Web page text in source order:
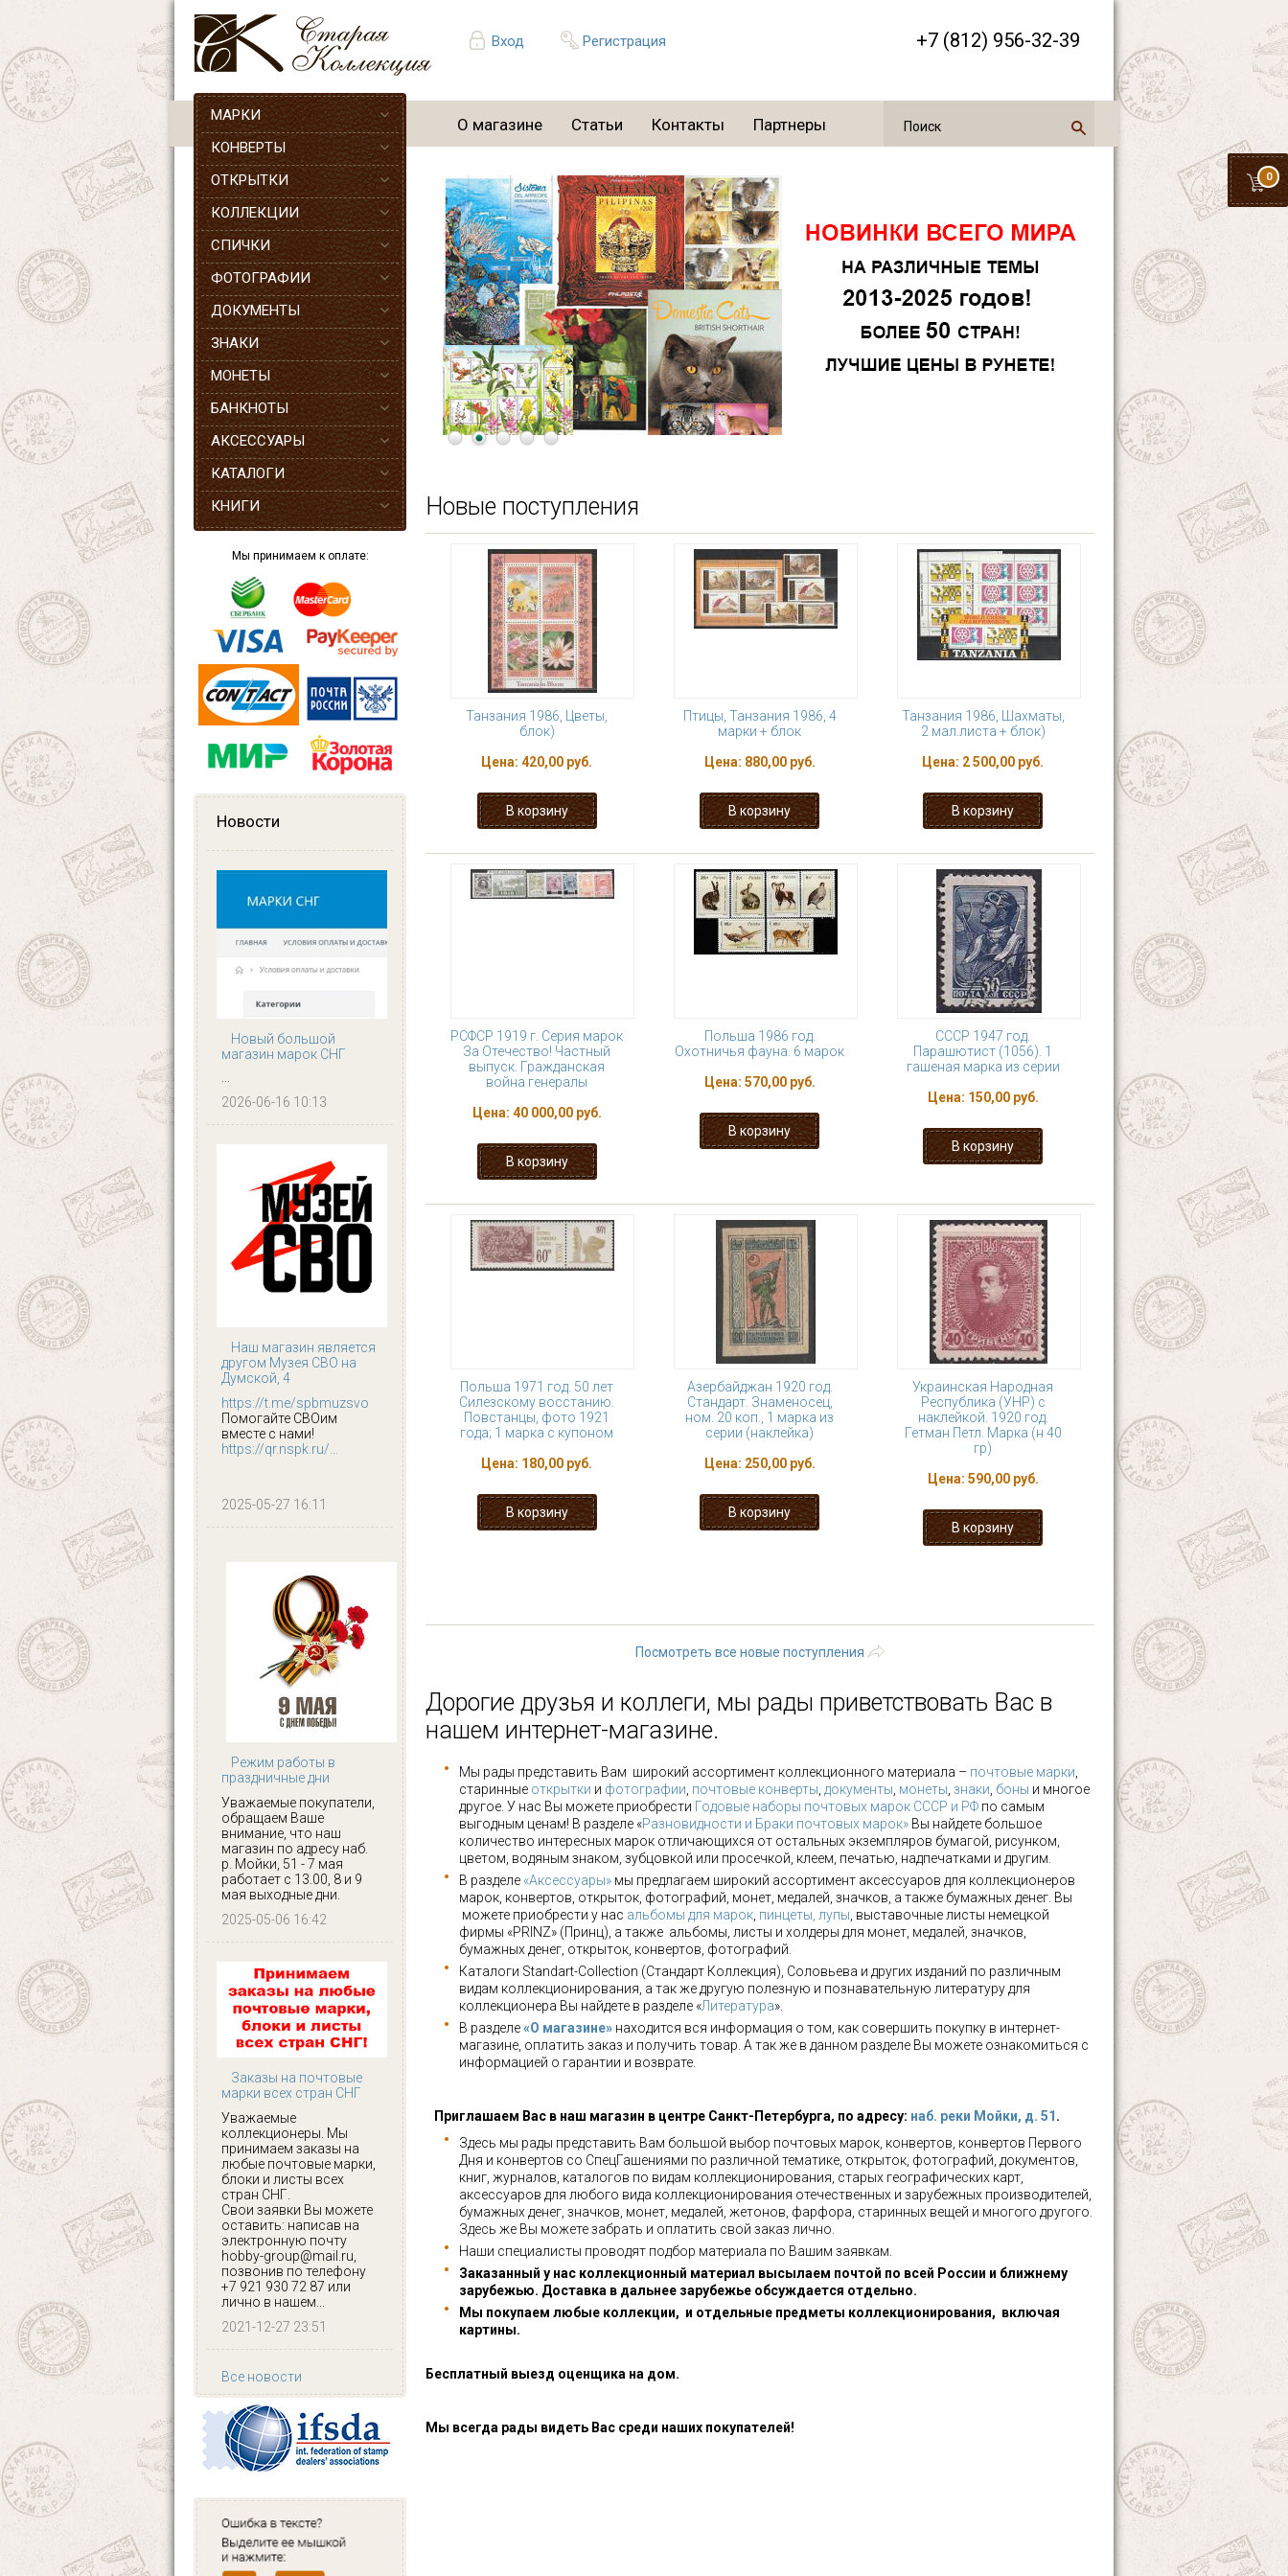
Вход Регистрация +7 (812) 956-32-39
0
О магазине Статьи Контакты Партнеры
МАРКИ
КОНВЕРТЫ
ОТКРЫТКИ
КОЛЛЕКЦИИ
СПИЧКИ
ФОТОГРАФИИ
ДОКУМЕНТЫ
ЗНАКИ
МОНЕТЫ
БАНКНОТЫ
АКСЕССУАРЫ
КАТАЛОГИ
КНИГИ
Мы принимаем к оплате:
Новости
Новый большой
магазин марок СНГ
...
2026-06-16 10:13
Наш магазин является
другом Музея СВО на
Думской, 4
https://t.me/spbmuzsvo
Помогайте СВОим
вместе с нами!
https://qr.nspk.ru/...
2025-05-27 16:11
Режим работы в
праздничные дни
Уважаемые покупатели,
обращаем Ваше
внимание, что наш
магазин по адресу наб.
р. Мойки, 51 - 7 мая
работает с 13.00, 8 и 9
мая выходные дни.
2025-05-06 16:42
Заказы на почтовые
марки всех стран СНГ
Уважаемые
коллекционеры. Мы
принимаем заказы на
любые почтовые марки,
блоки и листы всех
стран СНГ.
Свои заявки Вы можете
оставить: написав на
электронную почту
hobby-group@mail.ru,
позвонив по телефону
+7 921 930 72 87 или
лично в нашем...
2021-12-27 23:51
Все новости
Новые поступления
Танзания 1986, Цветы,
блок)
Цена: 420,00 руб.
Птицы, Танзания 1986, 4
марки + блок
Цена: 880,00 руб.
Танзания 1986, Шахматы,
2 мал.листа + блок)
Цена: 2 500,00 руб.
РСФСР 1919 г. Серия марок
За Отечество! Частный
выпуск. Гражданская
война генералы
Цена: 40 000,00 руб.
Польша 1986 год.
Охотничья фауна. 6 марок
Цена: 570,00 руб.
СССР 1947 год.
Парашютист (1056). 1
гашеная марка из серии
Цена: 150,00 руб.
Польша 1971 год. 50 лет
Силезскому восстанию.
Повстанцы, фото 1921
года; 1 марка с купоном
Цена: 180,00 руб.
Азербайджан 1920 год.
Стандарт. Знаменосец,
ном. 20 коп., 1 марка из
серии (наклейка)
Цена: 250,00 руб.
Украинская Народная
Республика (УНР) с
наклейкой. 1920 год.
Гетман Петл. Марка (н 40
гр)
Цена: 590,00 руб.
Посмотреть все новые поступления
Дорогие друзья и коллеги, мы рады приветствовать Вас в
нашем интернет-магазине.
Мы рады представить Вам широкий ассортимент коллекционного материала – почтовые марки
старинные открытки и фотографии почтовые конверты документы монеты знаки боны и многое
другое. У нас Вы можете приобрести Годовые наборы почтовых марок СССР и РФ по самым
выгодным ценам! В разделе «Разновидности и Браки почтовых марок» Вы найдете большое
количество интересных марок отличающихся от остальных экземпляров бумагой, рисунком,
цветом, водяным знаком, зубцовкой или просечкой, клеем, печатью, надпечатками и другим.
В разделе «Аксессуары» мы предлагаем широкий ассортимент аксессуаров для коллекционеров
марок, конвертов, открыток, фотографий, монет, медалей, значков, а также бумажных денег. Вы
можете приобрести у нас альбомы для марок пинцеты, лупы , выставочные листы немецкой
фирмы «PRINZ» (Принц), а также альбомы, листы и холдеры для монет, медалей, значков,
бумажных денег, открыток, конвертов, фотографий.
Каталоги Standart-Collection (Стандарт Коллекция), Соловьева и других изданий по различным
видам коллекционирования, а так же другую полезную и познавательную литературу для
коллекционера Вы найдете в разделе «Литература».
В разделе«О магазине» находится вся информация о том, как совершить покупку в интернет-
магазине, оплатить заказ и получить товар. А так же в данном разделе Вы можете ознакомиться с
информацией о гарантии и возврате.
Приглашаем Вас в наш магазин в центре Санкт-Петербурга, по адресу: наб. реки Мойки, д. 51 .
Здесь мы рады представить Вам большой выбор почтовых марок, конвертов, конвертов Первого
Дня и конвертов со СпецГашениями по различной тематике, открыток, фотографий, документов,
книг, журналов, каталогов по видам коллекционирования, старых географических карт,
аксессуаров для любого вида коллекционирования отечественных и зарубежных производителей,
бумажных денег, значков, монет, медалей, жетонов, фарфора, старинных вещей и многого другого.
Здесь же Вы можете забрать и оплатить свой заказ лично.
Наши специалисты проводят подбор материала по Вашим заявкам.
Заказанный у нас коллекционный материал высылаем почтой по всей России и ближнему
зарубежью. Доставка в дальнее зарубежье обсуждается отдельно.
Мы покупаем любые коллекции, и отдельные предметы коллекционирования, включая
картины.
Бесплатный выезд оценщика на дом.
Мы всегда рады видеть Вас среди наших покупателей!